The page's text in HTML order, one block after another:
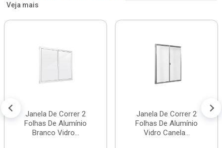
Veja mais
Janela De Correr 2
Folhas De Alumínio
Branco Vidro...
Janela De Correr 2
Folhas De Alumínio
Vidro Canela...